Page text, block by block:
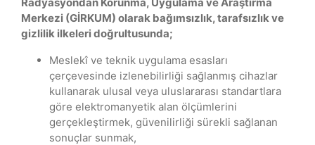
Merkezi (GİRKUM) olarak bağımsızlık, tarafsızlık ve
gizlilik ilkeleri doğrultusunda;
Meslekî ve teknik uygulama esasları
çerçevesinde izlenebilirliği sağlanmış cihazlar
kullanarak ulusal veya uluslararası standartlara
göre elektromanyetik alan ölçümlerini
gerçekleştirmek, güvenilirliği sürekli sağlanan
sonuçlar sunmak,